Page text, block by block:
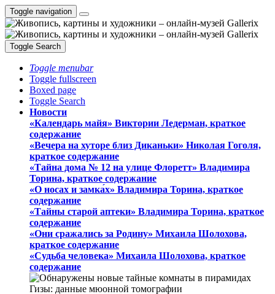
Toggle navigation
Toggle Search
Toggle menubar
Toggle fullscreen
Boxed page
Toggle Search
Новости
«Календарь майя» Виктории Ледерман, краткое
содержание
«Вечера на хуторе близ Диканьки» Николая Гоголя,
краткое содержание
«Тайна дома № 12 на улице Флоретт» Владимира
Торина, краткое содержание
«О носах и замка́х» Владимира Торина, краткое
содержание
«Тайны старой аптеки» Владимира Торина, краткое
содержание
«Они сражались за Родину» Михаила Шолохова,
краткое содержание
«Судьба человека» Михаила Шолохова, краткое
содержание